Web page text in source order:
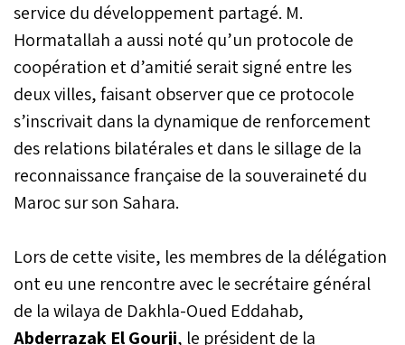
service du développement partagé. M.
Hormatallah a aussi noté qu’un protocole de
coopération et d’amitié serait signé entre les
deux villes, faisant observer que ce protocole
s’inscrivait dans la dynamique de renforcement
des relations bilatérales et dans le sillage de la
reconnaissance française de la souveraineté du
Maroc sur son Sahara.
Lors de cette visite, les membres de la délégation
ont eu une rencontre avec le secrétaire général
de la wilaya de Dakhla-Oued Eddahab,
Abderrazak El Gourji, le président de la